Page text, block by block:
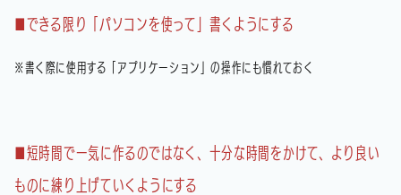
■できる限り「パソコンを使って」書くようにする
※書く際に使用する「アプリケーション」の操作にも慣れておく
■短時間で一気に作るのではなく、十分な時間をかけて、より良い
ものに練り上げていくようにする